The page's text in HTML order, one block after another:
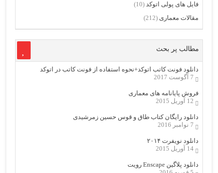
فایل های پولی اتوکد (10)
مقالات معماری (212)
مطالب پر بحث
دانلود فونت کاتب اتوکد+نحوه استفاده از فونت کاتب در اتوکد
7 آگوست 2017
فروش پایانامه های معماری
12 آوریل 2015
دانلود رایگان کتاب طاق و قوس حسین زمرشیدی
7 نوامبر 2016
دانلود نویفرت ۲۰۱۴
14 آوریل 2015
دانلود پلاگین Enscape رویت